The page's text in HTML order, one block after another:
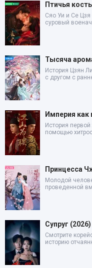
Птичья
Сяо Уи и Се
суровый
Тысяча
История Цзян
с другом с
Империя как
История
помощью
Принцесса
Молодой
проведенной
Супруг (2026)
Смотрите
историю